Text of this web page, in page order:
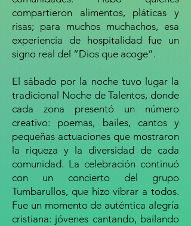
compartieron alimentos, pláticas y
risas; para muchos muchachos, esa
experiencia de hospitalidad fue un
signo real del “Dios que acoge”.
El sábado por la noche tuvo lugar la
tradicional Noche de Talentos, donde
cada zona presentó un número
creativo: poemas, bailes, cantos y
pequeñas actuaciones que mostraron
la riqueza y la diversidad de cada
comunidad. La celebración continuó
con un concierto del grupo
Tumbarullos, que hizo vibrar a todos.
Fue un momento de auténtica alegría
cristiana: jóvenes cantando, bailando